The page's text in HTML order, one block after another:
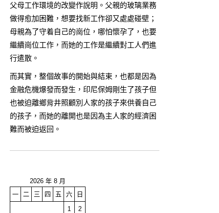
父母工作環境的改變作說明。父親的玻璃業務
做得愈加困難，想要找新工作卻又處處碰壁；
母親為了守着自己的崗位，哪怕懷孕了，也要
繼續崗位工作，而她的工作是繼續對工人們進
行遣散。
而其實，整個故事的開始與結束，也都是因為
金融危機爆發而發生，印尼保姆剛生了孩子但
也被迫離鄉背井照顧別人家的孩子來供養自己
的孩子，而她的離開也是因為主人家的經濟困
難而被迫返回。
2026 年 8 月
一
二 三 四 五 六
日
1
2